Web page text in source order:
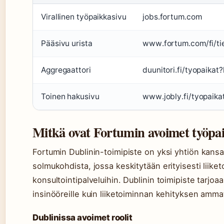
Virallinen työpaikkasivu jobs.fortum.com
Pääsivu urista www.fortum.com/fi/
Aggregaattori duunitori.fi/
Toinen hakusivu www.jobly.fi/
Mitkä ovat Fortumin avoimet
Fortumin Dublinin-toimipiste on yksi yhtiön
solmukohdista, jossa keskitytään erityisesti
konsultointipalveluihin. Dublinin toimipiste
insinööreille kuin liiketoiminnan kehityksen
Dublinissa avoimet roolit